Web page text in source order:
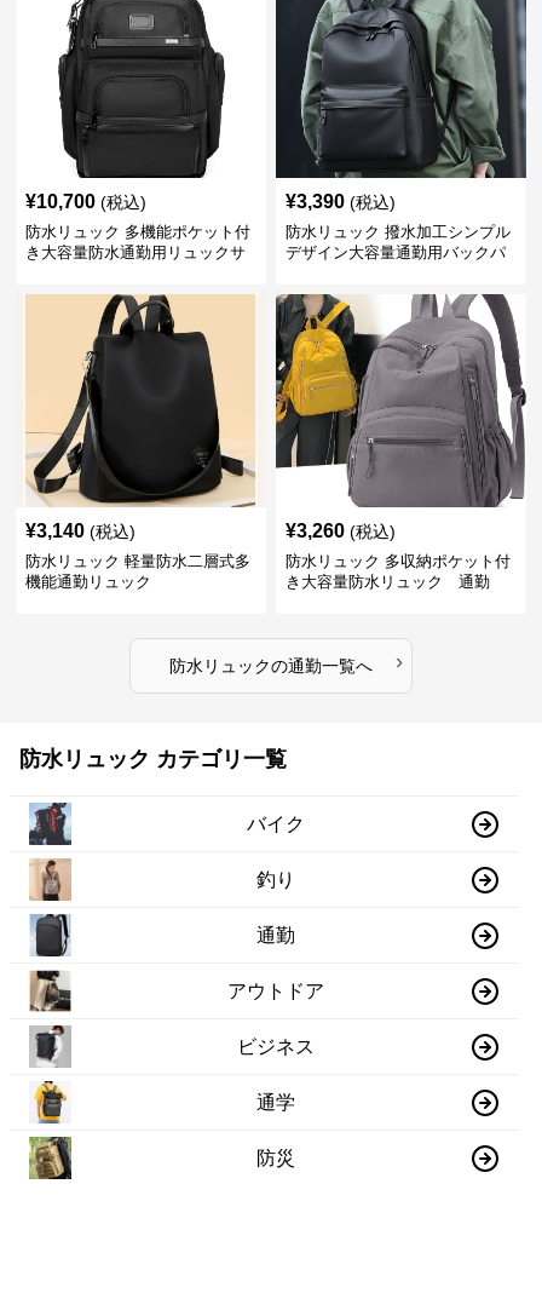
¥10,700 (税込)
防水リュック 多機能ポケット付
き大容量防水通勤用リュックサ
¥3,390 (税込)
防水リュック 撥水加工シンプル
デザイン大容量通勤用バックパ
¥3,140 (税込)
防水リュック 軽量防水二層式多
機能通勤リュック
¥3,260 (税込)
防水リュック 多収納ポケット付
き大容量防水リュック 通勤
防水リュックの通勤一覧へ ›
防水リュック カテゴリ一覧
バイク
釣り
通勤
アウトドア
ビジネス
通学
防災